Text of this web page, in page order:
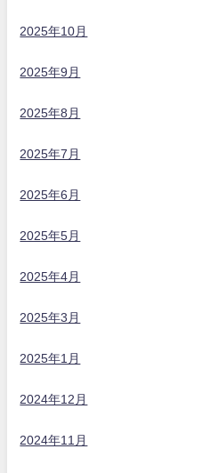
2025年10月
2025年9月
2025年8月
2025年7月
2025年6月
2025年5月
2025年4月
2025年3月
2025年1月
2024年12月
2024年11月